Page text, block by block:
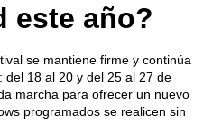
este año?
se mantiene firme y continúa
del 18 al 20 y del 25 al 27 de
marcha para ofrecer un nuevo
programados se realicen sin